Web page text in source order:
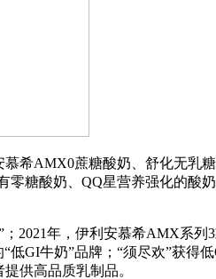
AMX0蔗糖酸奶、舒化无乳
糖酸奶、QQ星营养强化的酸
年，伊利安慕希AMX系列
GI牛奶”品牌；“须尽欢”获得
供高品质乳制品。